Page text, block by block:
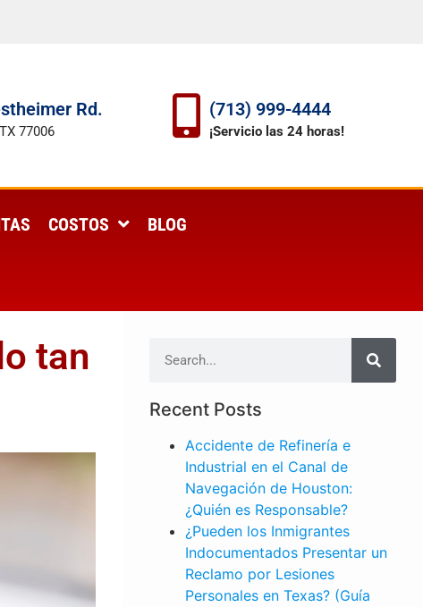
Rd.
77006
(713) 999-4444
¡Servicio las 24 horas!
COSTOS BLOG
tan
Recent Posts
Accidente de Refinería e
Industrial en el Canal de
Navegación de Houston:
¿Quién es Responsable?
¿Pueden los Inmigrantes
Indocumentados Presentar un
Reclamo por Lesiones
Personales en Texas? (Guía